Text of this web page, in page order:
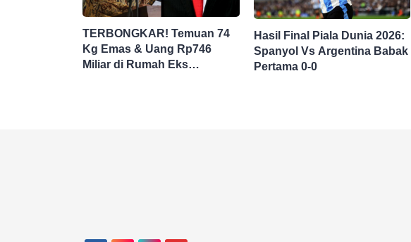
TERBONGKAR! Temuan 74
Kg Emas & Uang Rp746
Miliar di Rumah Eks
Hasil Final Piala Dunia 2026:
Spanyol Vs Argentina Babak
Pertama 0-0